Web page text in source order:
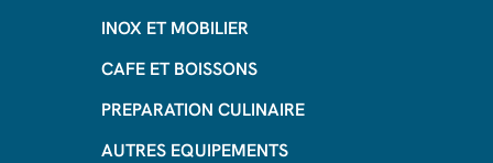
INOX ET MOBILIER
CAFE ET BOISSONS
PREPARATION CULINAIRE
AUTRES EQUIPEMENTS